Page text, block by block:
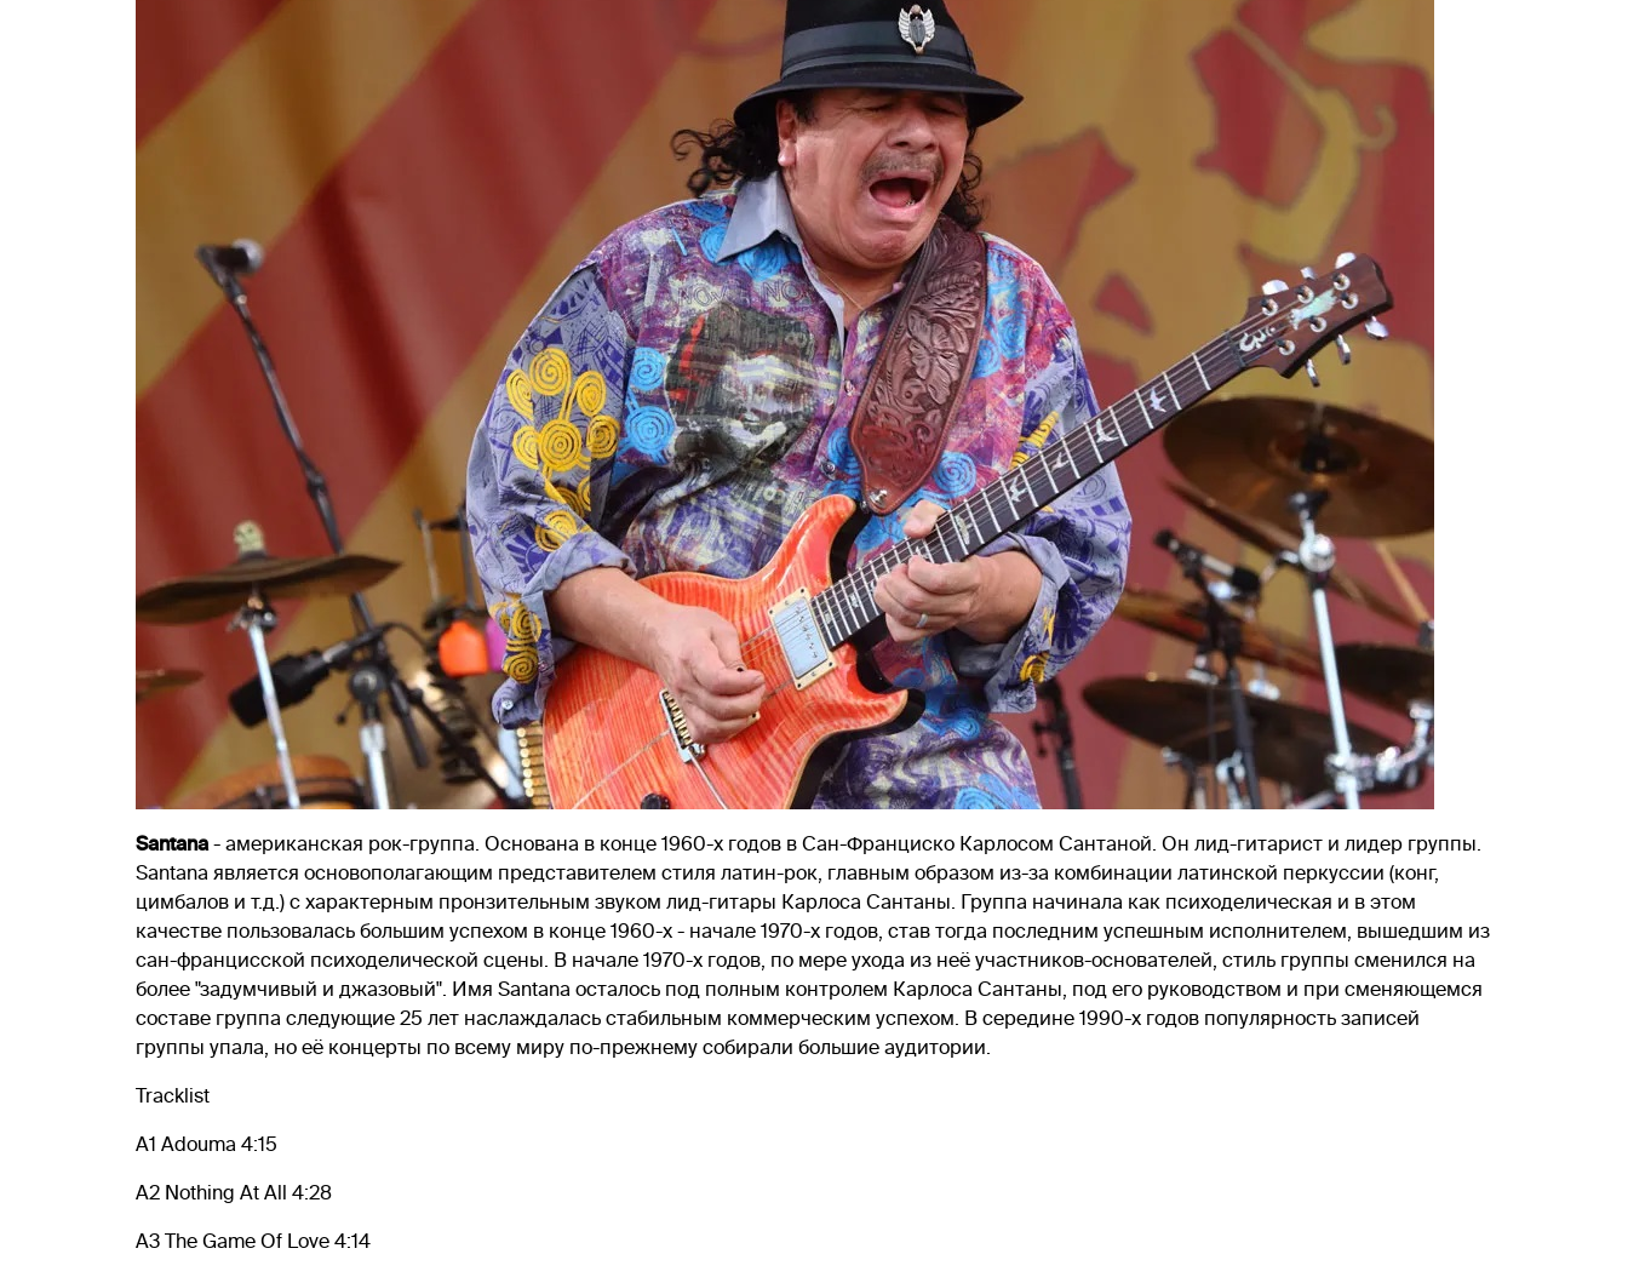
Santana - американская рок-группа. Основана в конце 1960-х годов в Сан-Франциско Карлосом Сантаной. Он лид-гитарист и лидер группы.
Santana является основополагающим представителем стиля латин-рок, главным образом из-за комбинации латинской перкуссии (конг,
цимбалов и т.д.) с характерным пронзительным звуком лид-гитары Карлоса Сантаны. Группа начинала как психоделическая и в этом
качестве пользовалась большим успехом в конце 1960-х - начале 1970-х годов, став тогда последним успешным исполнителем, вышедшим из
сан-францисской психоделической сцены. В начале 1970-х годов, по мере ухода из неё участников-основателей, стиль группы сменился на
более "задумчивый и джазовый". Имя Santana осталось под полным контролем Карлоса Сантаны, под его руководством и при сменяющемся
составе группа следующие 25 лет наслаждалась стабильным коммерческим успехом. В середине 1990-х годов популярность записей
группы упала, но её концерты по всему миру по-прежнему собирали большие аудитории.
Tracklist
A1 Adouma 4:15
A2 Nothing At All 4:28
A3 The Game Of Love 4:14